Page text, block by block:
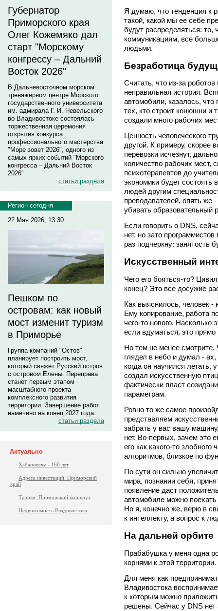
Губернатор
Приморского края
Олег Кожемяко дал
старт "Морскому
конгрессу – Дальний
Восток 2026"
В Дальневосточном морском
тренажерном центре Морского
государственного университета
им. адмирала Г. И. Невельского
во Владивостоке состоялась
торжественная церемония
открытия конкурса
профессионального мастерства
"Море зовет 2026", одного из
самых ярких событий "Морского
конгресса – Дальний Восток
2026".
статьи раздела
Регион сегодня
22 Мая 2026, 13:30
Пешком по
островам: как новый
мост изменит туризм
в Приморье
Группа компаний "Остов"
планирует построить мост,
который свяжет Русский остров
с островом Елены. Переправа
станет первым этапом
масштабного проекта
комплексного развития
территории. Завершение работ
намечено на конец 2027 года.
статьи раздела
Актуально
Хабаровску - 160 лет
Адреса инвестиций. Приморский
край
Туризм: Приморский маршрут
Недвижимость Владивостока
Я думаю, что тенденция к
такой, какой мы ее себе
будут распределяться: то,
коммуникациям, все
людьми.
Безработица
Считать, что из-за
неправильная история.
автомобили, казалось, что
тех, кто строит конюшни и
создали много рабочих
Ценность человеческого
другой. К примеру, скорее
перевозки исчезнут,
количество рабочих мест,
психотерапевтов до
экономики будет состоять
людей другим
преподавателей, опять же
убивать образовательный
Если говорить о DNS,
нет, но зато
раз подчеркну: занятость
Искусственный
Чего его бояться-то?
конец? Это все досужие
Как выяснилось, человек -
Ему копирование, работа
чего-то нового. Насколько
если вдуматься, это
Но тем не менее смотрите.
глядел в небо и думал -
когда он научился летать,
создал искусственную
фактически пласт
параметрам.
Ровно то же самое
представляем
забрать у вас вашу
нет. Во-первых, зачем это
его как какого-то
алгоритмов, близкое по
По сути он сильно
мира, познании себя,
появление даст
автомобиле можно
Но я, конечно же, верю в
к интеллекту, а вопрос к
На дальней орбите
Прабабушка у меня одна
корнями к этой территории.
Для меня как
Владивостока
к которым можно
решены. Сейчас у DNS нет